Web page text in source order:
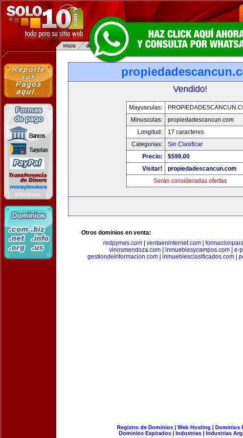
Vendido!
Mayusculas:
Minusculas:
propiedadescancun.com
Longitud:
17 caracteres
Categorias:
Sin Clasificar
Precio:
$599.00
Visitar!
propiedadescancun.com
Serán consideradas ofertas
Otros dominios en venta:
redpymes.com
ventaeninternet.com
vinosmendoza.com| inmueblesycampos.com| e-
gestiondeinformacion.com
inmueblesclasificados.com
Registro de Dominios| Web Hosting | Dominios
Dominios Expirados | Industrias | Industrias